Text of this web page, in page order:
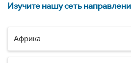
Изучите нашу сеть
Африка